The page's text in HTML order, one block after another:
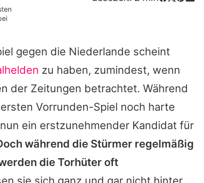
gegen die Niederlande scheint
zu haben, zumindest, wenn
der Zeitungen betrachtet. Während
Vorrunden-Spiel noch harte
ein erstzunehmender Kandidat für
während die Stürmer regelmäßig
die Torhüter oft